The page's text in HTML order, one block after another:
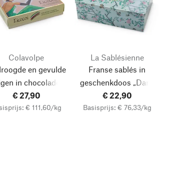
Colavolpe
en gevulde
in chocolade
€ 27,90
€ 111,60/kg
La Sablésienne
Franse sablés in
geschenkdoos „Dans
un Jardin“Boter,
chocolade, framboos
€ 22,90
Basisprijs: € 76,33/kg